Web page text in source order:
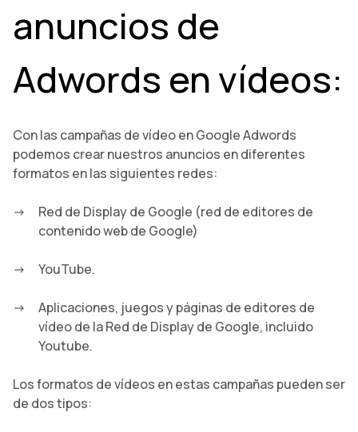
anuncios de
Adwords en vídeos:
Con las campañas de vídeo en Google Adwords
podemos crear nuestros anuncios en diferentes
formatos en las siguientes redes:
Red de Display de Google (red de editores de
contenido web de Google)
YouTube.
Aplicaciones, juegos y páginas de editores de
vídeo de la Red de Display de Google, incluido
Youtube.
Los formatos de vídeos en estas campañas pueden ser
de dos tipos: